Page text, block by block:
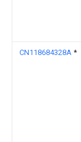
CN118684328A *